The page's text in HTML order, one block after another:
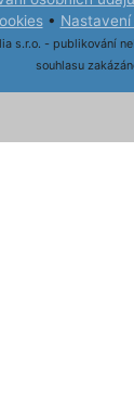
•
s.r.o. - publikování
souhlasu